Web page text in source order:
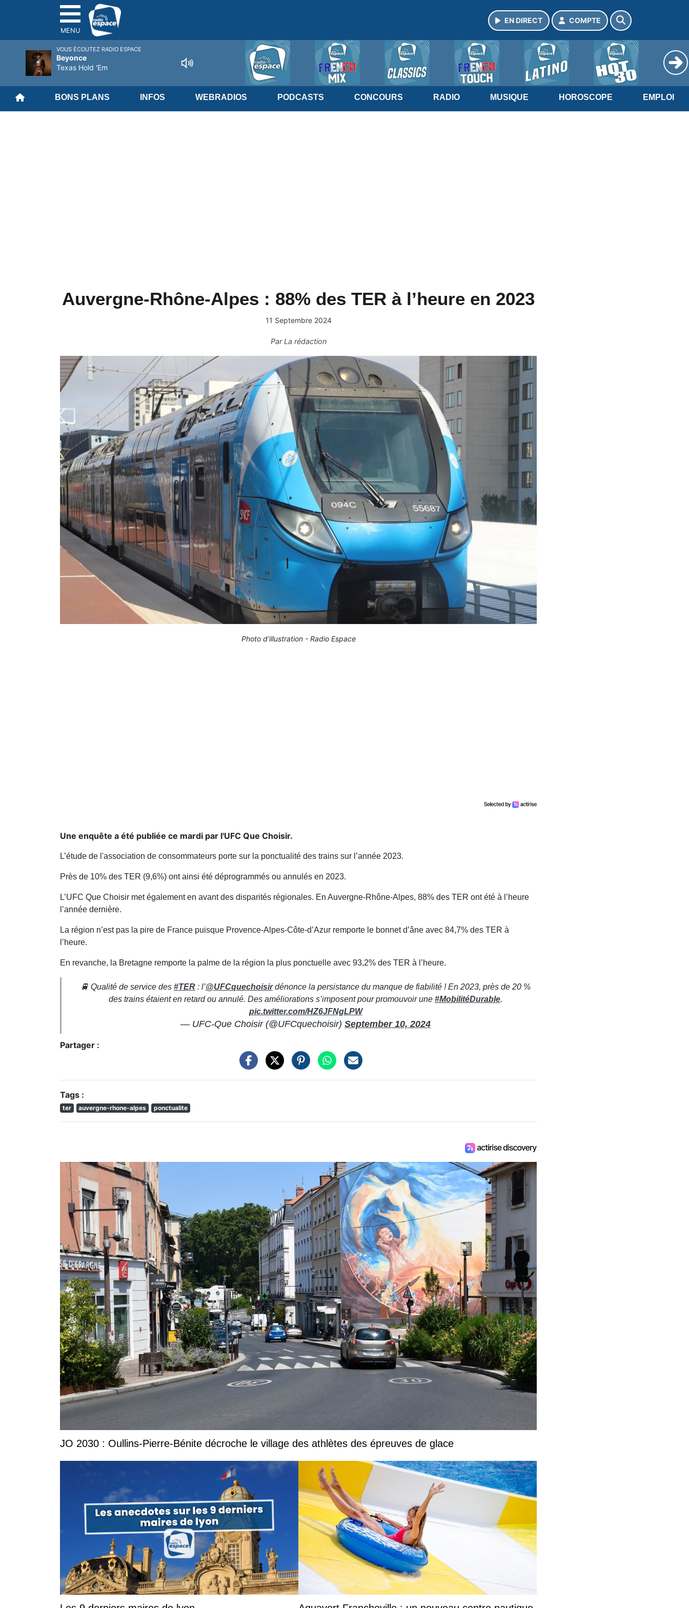
MENU
EN DIRECT COMPTE
BONS PLANS INFOS WEBRADIOS PODCASTS CONCOURS RADIO MUSIQUE HOROSCOPE EMPLOI
Auvergne-Rhône-Alpes : 88% des TER à l’heure en 2023
11 Septembre 2024
ParLa rédaction
Photo d'illustration - Radio Espace
Une enquête a été publiée ce mardi par l'UFC Que Choisir.
L’étude de l'association de consommateurs porte sur la ponctualité des trains sur l’année 2023.
Près de 10% des TER (9,6%) ont ainsi été déprogrammés ou annulés en 2023.
L’UFC Que Choisir met également en avant des disparités régionales. En Auvergne-Rhône-Alpes, 88% des TER ont été à l’heure
l’année dernière.
La région n’est pas la pire de France puisque Provence-Alpes-Côte-d’Azur remporte le bonnet d’âne avec 84,7% des TER à
l’heure.
En revanche, la Bretagne remporte la palme de la région la plus ponctuelle avec 93,2% des TER à l’heure.
🚆 Qualité de service des #TER : l’@UFCquechoisirdénonce la persistance du manque de fiabilité ! En 2023, près de 20 %
des trains étaient en retard ou annulé. Des améliorations s’imposent pour promouvoir une #MobilitéDurable.
pic.twitter.com/HZ6JFNgLPW
— UFC-Que Choisir (@UFCquechoisir) September 10, 2024
Partager :
Tags :
ter auvergne-rhone-alpes ponctualite
JO 2030 : Oullins-Pierre-Bénite décroche le village des athlètes des épreuves de glace
VOUS ÉCOUTEZ RADIO ESPACE
Beyonce
Texas Hold 'Em